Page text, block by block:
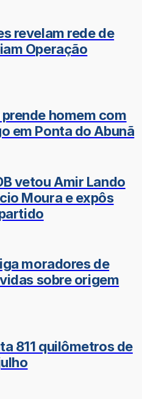
revelam rede de
Operação
homem com
em Ponta do Abunã
vetou Amir Lando
Moura e expôs
moradores de
sobre origem
811 quilômetros de